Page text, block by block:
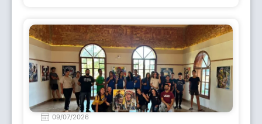
09/07/2026